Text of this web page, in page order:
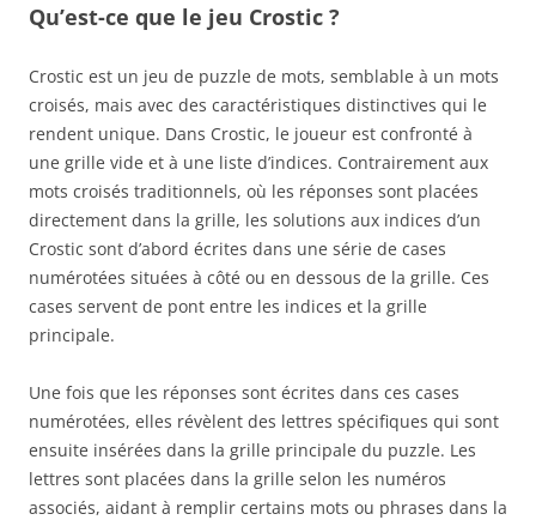
Qu’est-ce que le jeu Crostic ?
Crostic est un jeu de puzzle de mots, semblable à un mots
croisés, mais avec des caractéristiques distinctives qui le
rendent unique. Dans Crostic, le joueur est confronté à
une grille vide et à une liste d’indices. Contrairement aux
mots croisés traditionnels, où les réponses sont placées
directement dans la grille, les solutions aux indices d’un
Crostic sont d’abord écrites dans une série de cases
numérotées situées à côté ou en dessous de la grille. Ces
cases servent de pont entre les indices et la grille
principale.
Une fois que les réponses sont écrites dans ces cases
numérotées, elles révèlent des lettres spécifiques qui sont
ensuite insérées dans la grille principale du puzzle. Les
lettres sont placées dans la grille selon les numéros
associés, aidant à remplir certains mots ou phrases dans la